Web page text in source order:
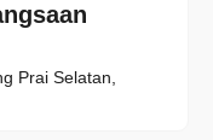
Prai Selatan,